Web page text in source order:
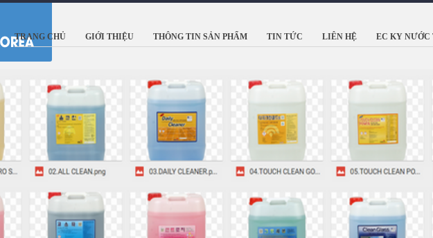
TRANG CHỦ GIỚI THIỆU THÔNG TIN SẢN PHẨM TIN TỨC LIÊN HỆ EC KY NƯỚC